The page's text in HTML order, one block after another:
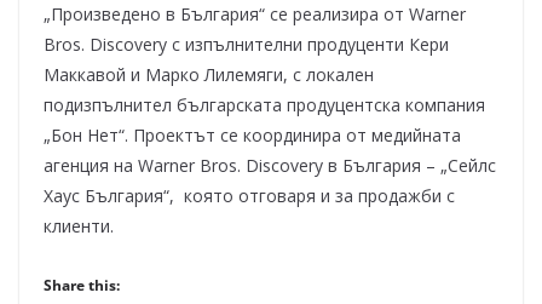
„Произведено в България“ се реализира от Warner
Bros. Discovery с изпълнителни продуценти Кери
Маккавой и Марко Лилемяги, с локален
подизпълнител българската продуцентска компания
„Бон Нет“. Проектът се координира от медийната
агенция на Warner Bros. Discovery в България – „Сейлс
Хаус България“, която отговаря и за продажби с
клиенти.
Share this: